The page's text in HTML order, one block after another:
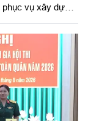
vụ xây dựng
gia” (Đề án 3094)